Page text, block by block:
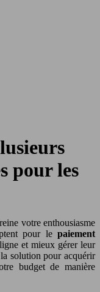
pour les
votre enthousiasme
pour le paiement
et mieux gérer leur
solution pour acquérir
budget de manière